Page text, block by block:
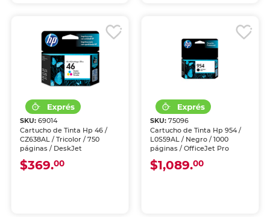
SKU:69014
Cartucho de Tinta Hp 46 /
CZ638AL / Tricolor / 750
páginas / DeskJet
$369.00
SKU: 75096
Cartucho de Tinta Hp 954 /
L0S59AL / Negro / 1000
páginas / OfficeJet Pro
$1,089.00